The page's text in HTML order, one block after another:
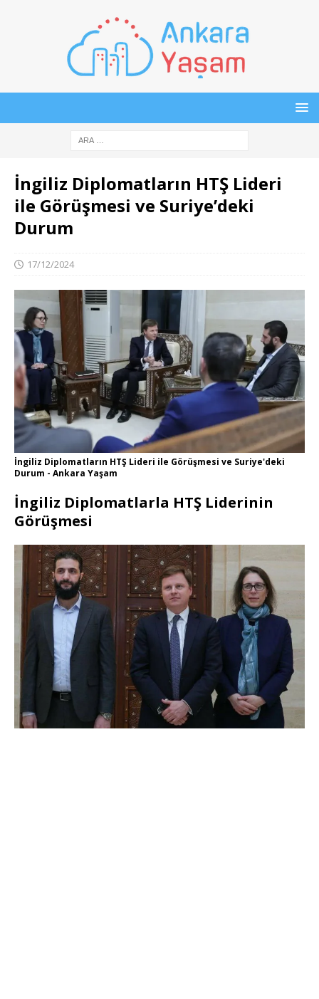
İngiliz Diplomatların HTŞ Lideri
ile Görüşmesi ve Suriye’deki
Durum
17/12/2024
İngiliz Diplomatların HTŞ Lideri ile Görüşmesi ve Suriye'deki
Durum - Ankara Yaşam
İngiliz Diplomatlarla HTŞ Liderinin
Görüşmesi